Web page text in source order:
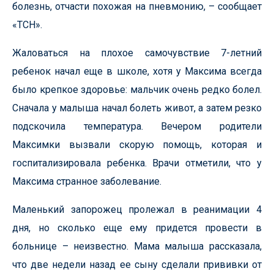
болезнь, отчасти похожая на пневмонию, – сообщает
«ТСН».
Жаловаться на плохое самочувствие 7-летний
ребенок начал еще в школе, хотя у Максима всегда
было крепкое здоровье: мальчик очень редко болел.
Сначала у малыша начал болеть живот, а затем резко
подскочила температура. Вечером родители
Максимки вызвали скорую помощь, которая и
госпитализировала ребенка. Врачи отметили, что у
Максима странное заболевание.
Маленький запорожец пролежал в реанимации 4
дня, но сколько еще ему придется провести в
больнице – неизвестно. Мама малыша рассказала,
что две недели назад ее сыну сделали прививки от